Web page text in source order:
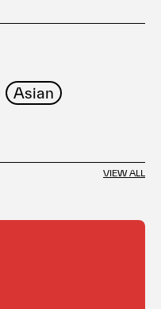
Asian
VIEW ALL